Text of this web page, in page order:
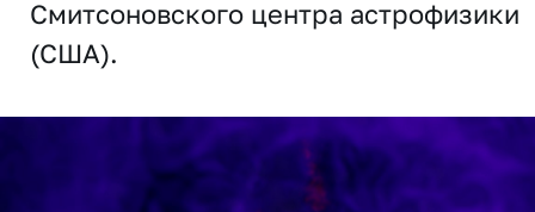
Смитсоновского центра астрофизики
(США).